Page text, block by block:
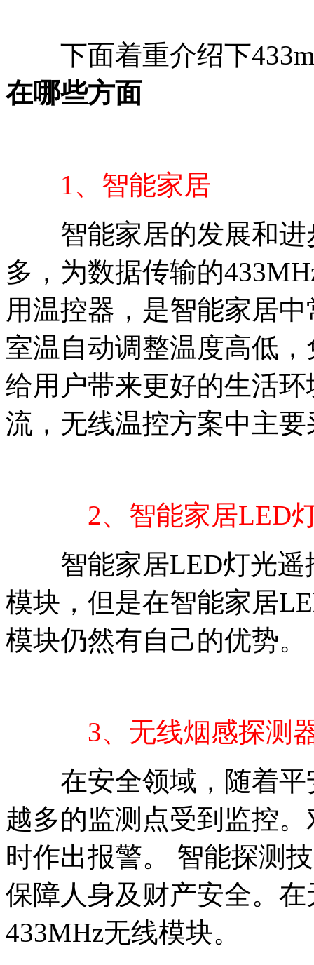
下面着重介绍下433m
在哪些方面
1、智能家居
智能家居的发展和进
多，为数据传输的
用温控器，是智能家居
室温自动调整温度高低
给用户带来更好的生活
流，无线温控方案中主
2、智能家居LED
智能家居LED灯光遥
模块，但是在智能家居
模块仍然有自己的优势。
3、无线烟感探测
在安全领域，随着平
越多的监测点受到监控
时作出报警。 智能探测
保障人身及财产安全。
433MHz无线模块。